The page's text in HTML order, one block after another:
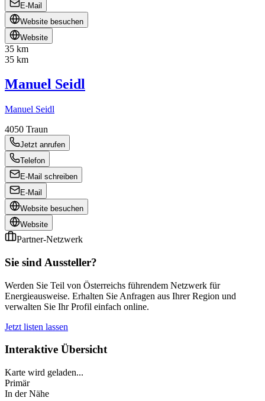
E-Mail
Website besuchen
Website
35 km
35 km
Manuel Seidl
Manuel Seidl
4050 Traun
Jetzt anrufen
Telefon
E-Mail schreiben
E-Mail
Website besuchen
Website
Partner-Netzwerk
Sie sind Aussteller?
Werden Sie Teil von Österreichs führendem Netzwerk für
Energieausweise. Erhalten Sie Anfragen aus Ihrer Region und
verwalten Sie Ihr Profil einfach online.
Jetzt listen lassen
Interaktive Übersicht
Karte wird geladen...
Primär
In der Nähe